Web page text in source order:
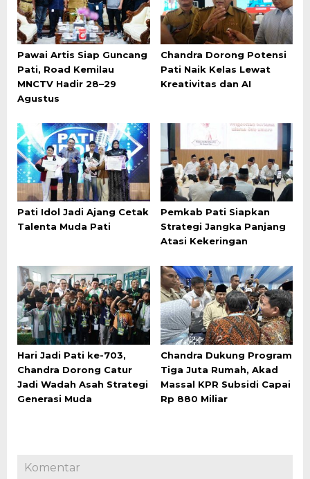
Pawai Artis Siap Guncang
Pati, Road Kemilau
MNCTV Hadir 28–29
Agustus
Chandra Dorong Potensi
Pati Naik Kelas Lewat
Kreativitas dan AI
Pati Idol Jadi Ajang Cetak
Talenta Muda Pati
Pemkab Pati Siapkan
Strategi Jangka Panjang
Atasi Kekeringan
Hari Jadi Pati ke-703,
Chandra Dorong Catur
Jadi Wadah Asah Strategi
Generasi Muda
Chandra Dukung Program
Tiga Juta Rumah, Akad
Massal KPR Subsidi Capai
Rp 880 Miliar
Komentar